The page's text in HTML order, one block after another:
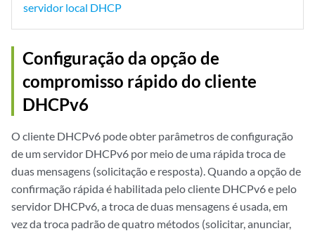
servidor local DHCP
Configuração da opção de
compromisso rápido do cliente
DHCPv6
O cliente DHCPv6 pode obter parâmetros de configuração
de um servidor DHCPv6 por meio de uma rápida troca de
duas mensagens (solicitação e resposta). Quando a opção de
confirmação rápida é habilitada pelo cliente DHCPv6 e pelo
servidor DHCPv6, a troca de duas mensagens é usada, em
vez da troca padrão de quatro métodos (solicitar, anunciar,